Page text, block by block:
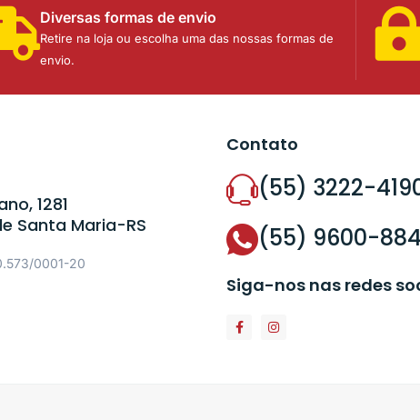
Diversas formas de envio
Retire na loja ou escolha uma das nossas formas de
envio.
1281
Santa Maria-RS
0001-20
Contato
(55) 3222-
(55) 9600-
Siga-nos nas redes